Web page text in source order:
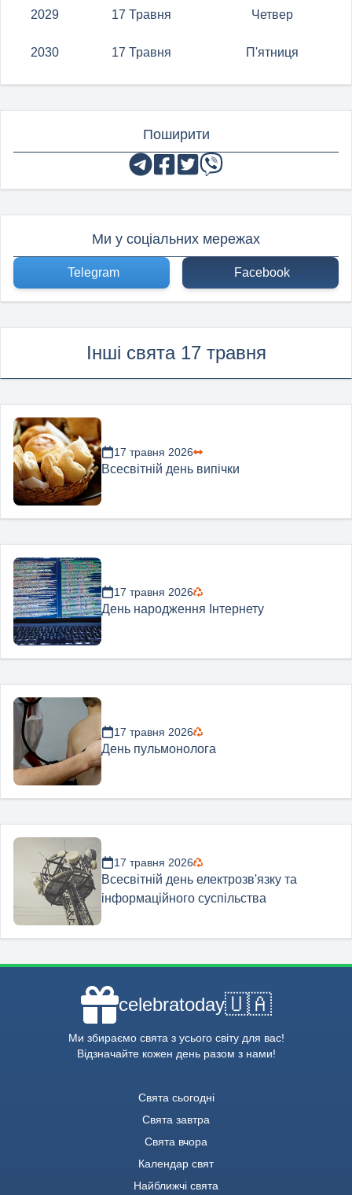
2029 17 Травня Четвер
2030 17 Травня П'ятниця
Поширити
Ми у соціальних мережах
Telegram Facebook
Інші свята 17 травня
17 травня 2026
Всесвітній день випічки
17 травня 2026
День народження Інтернету
17 травня 2026
День пульмонолога
17 травня 2026
Всесвітній день електрозв'язку та
інформаційного суспільства
celebratoday🇺🇦
Ми збираємо свята з усього світу для вас!
Відзначайте кожен день разом з нами!
Свята сьогодні
Свята завтра
Свята вчора
Календар свят
Найближчі свята